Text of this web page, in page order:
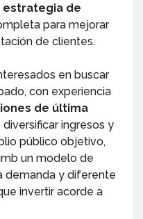
estrategia de
para mejorar
de clientes.
en buscar
con experiencia
de última
ingresos y
público objetivo,
un modelo de
demanda y diferente
invertir acorde a